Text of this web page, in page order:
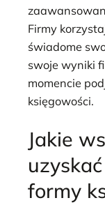
Firmy
świadome
swoje wyniki
momencie
księgowości.
Jakie
formy